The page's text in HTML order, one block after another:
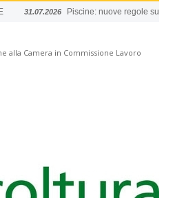
31.07.2026 Piscine: nuove regole sulla sicurezza
alla Camera in Commissione Lavoro